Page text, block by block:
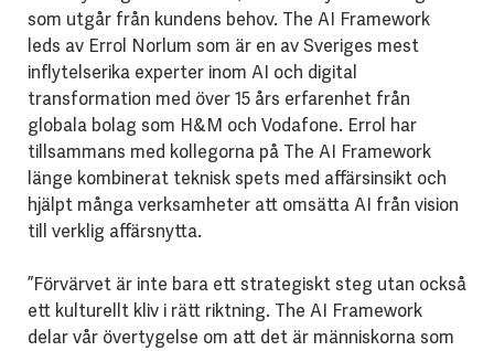
som utgår från kundens behov. The AI Framework
leds av Errol Norlum som är en av Sveriges mest
inflytelserika experter inom AI och digital
transformation med över 15 års erfarenhet från
globala bolag som H&M och Vodafone. Errol har
tillsammans med kollegorna på The AI Framework
länge kombinerat teknisk spets med affärsinsikt och
hjälpt många verksamheter att omsätta AI från vision
till verklig affärsnytta.
”Förvärvet är inte bara ett strategiskt steg utan också
ett kulturellt kliv i rätt riktning. The AI Framework
delar vår övertygelse om att det är människorna som